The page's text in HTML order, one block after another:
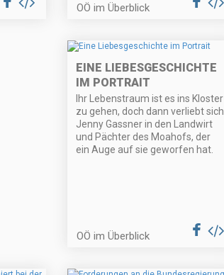
OÖ im Überblick
EINE LIEBESGESCHICHTE
IM PORTRAIT
Ihr Lebenstraum ist es ins Kloster
zu gehen, doch dann verliebt sich
Jenny Gassner in den Landwirt
und Pächter des Moahofs, der
ein Auge auf sie geworfen hat.
OÖ im Überblick